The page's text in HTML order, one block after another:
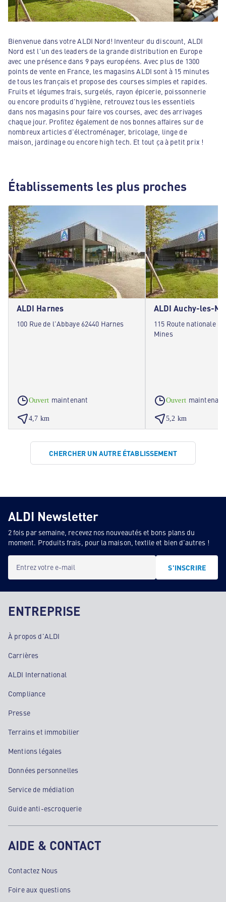
Bienvenue dans votre ALDI Nord! Inventeur du discount, ALDI
Nord est l'un des leaders de la grande distribution en Europe
avec une présence dans 9 pays européens. Avec plus de 1300
points de vente en France, les magasins ALDI sont à 15 minutes
de tous les français et propose des courses simples et rapides.
Fruits et légumes frais, surgelés, rayon épicerie, poissonnerie
ou encore produits d'hygiène, retrouvez tous les essentiels
dans nos magasins pour faire vos courses, avec des arrivages
chaque jour. Profitez également de nos bonnes affaires sur de
nombreux articles d'électroménager, bricolage, linge de
maison, jardinage ou encore high tech. Et tout ça à petit prix !
Établissements les plus proches
ALDI Harnes
100 Rue de l'Abbaye 62440 Harnes
Ouvert maintenant
4,7 km
ALDI Auchy-les-
115 Route nationale
Mines
Ouvert maintenant
5,2 km
CHERCHER UN AUTRE ÉTABLISSEMENT
ALDI Newsletter
2 fois par semaine, recevez nos nouveautés et bons plans du
moment. Produits frais, pour la maison, textile et bien d'autres !
Entrez votre e-mail S'INSCRIRE
ENTREPRISE
À propos d'ALDI
Carrières
ALDI International
Compliance
Presse
Terrains et immobilier
Mentions légales
Données personnelles
Service de médiation
Guide anti-escroquerie
AIDE & CONTACT
Contactez Nous
Foire aux questions